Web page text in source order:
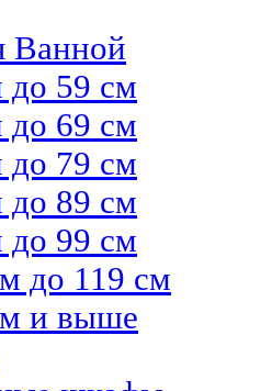
Ванной
до 59 см
до 69 см
до 79 см
до 89 см
до 99 см
до 119 см
и выше